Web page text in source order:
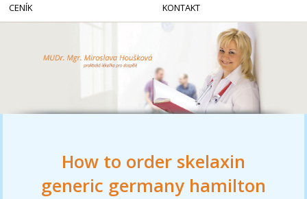
How to order skelaxin
generic germany hamilton
CENÍK KONTAKT